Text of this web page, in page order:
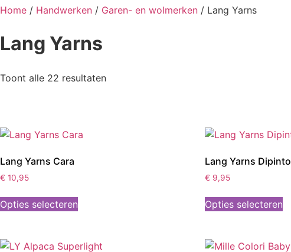
Home / Handwerken / Garen- en wolmerken / Lang Yarns
Lang Yarns
Toont alle 22 resultaten
Lang Yarns Cara
€ 10,95
Opties selecteren
Lang Yarns Dipinto
€ 9,95
Opties selecteren